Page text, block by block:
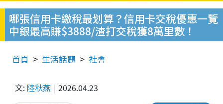
哪張信用卡繳稅最划算？信用卡交稅優惠一覽
中銀最高賺$3888/渣打交稅獲8萬里數！
首頁 生活話題 社會
文: 陸秋燕 2026.04.23